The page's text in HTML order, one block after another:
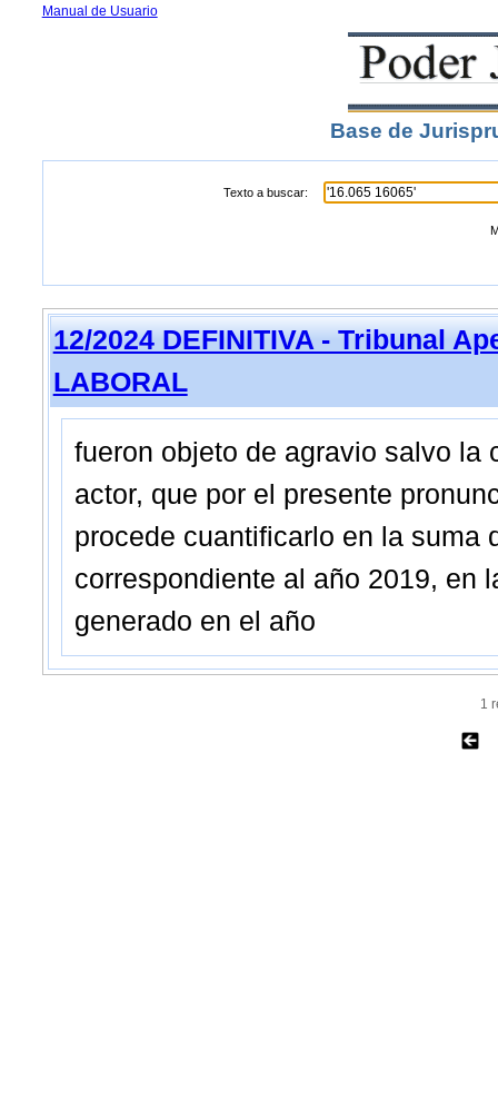
Manual de Usuario
Base de
Texto a buscar:
12/2024 DEFINITIVA - Tribunal
LABORAL
fueron objeto de agravio salvo la
actor, que por el presente
procede cuantificarlo en la suma
correspondiente al año 2019, en
generado en el año
1